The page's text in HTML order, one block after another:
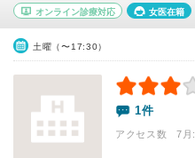
オンライン診療対応 女医在籍
土曜（〜17:30）
1件
アクセス数 7月: